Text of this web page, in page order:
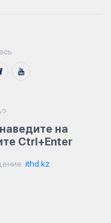
на
Ctrl+Enter
ithd.kz